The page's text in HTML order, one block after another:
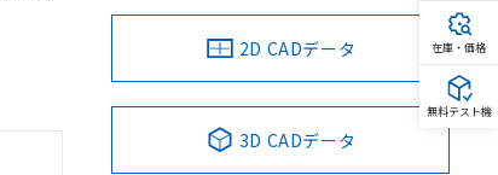
2D CADデータ
3D CADデータ
在庫・価格
無料テスト機